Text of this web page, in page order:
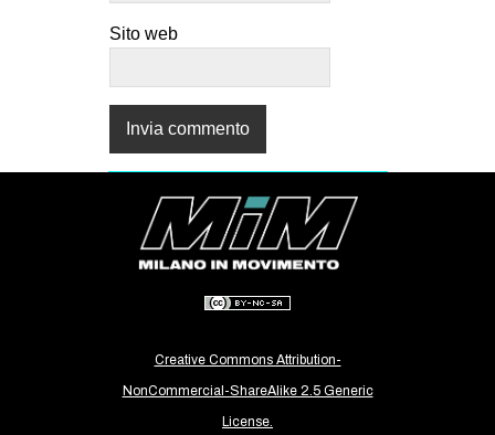
Sito web
Creative Commons Attribution-
NonCommercial-ShareAlike 2.5 Generic
License.